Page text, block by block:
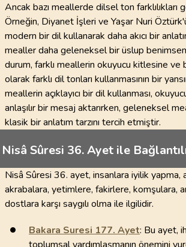
Ancak bazı meallerde dilsel ton farklılıkları
Örneğin, Diyanet İşleri ve Yaşar Nuri
modern bir dil kullanarak daha akıcı bir
mealler daha geleneksel bir üslup
durum, farklı meallerin okuyucu kitlesine ve
olarak farklı dil tonları kullanmasının bir
meallerin açıklayıcı bir dil kullanması,
anlaşılır bir mesaj aktarırken, geleneksel
klasik bir anlatım tarzını tercih etmiştir.
Nisâ Sûresi 36. Ayet ile
Nisâ Sûresi 36. ayet, insanlara iyilik yapma,
akrabalara, yetimlere, fakirlere, komşulara,
dostlara karşı saygılı olma ile ilgilidir.
Bakara Suresi 177. Ayet: Bu ayet,